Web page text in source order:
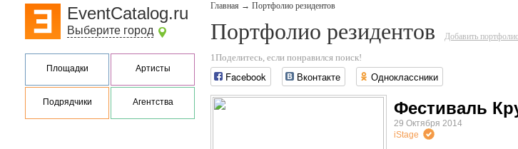
EventCatalog.ru
Выберите город
Площадки Артисты
Подрядчики Агентства
Главная → Портфолио резидентов
Портфолио резидентов Добавить
1Поделитесь, если понравился поиск!
Facebook Вконтакте Одноклассники
Фестиваль
29 Октября 2014
iStage